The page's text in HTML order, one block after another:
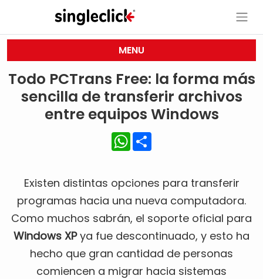
MENU
Todo PCTrans Free: la forma más
sencilla de transferir archivos
entre equipos Windows
WhatsApp
Existen distintas opciones para transferir
programas hacia una nueva computadora.
Como muchos sabrán, el soporte oficial para
Windows XPya fue descontinuado, y esto ha
hecho que gran cantidad de personas
comiencen a migrar hacia sistemas